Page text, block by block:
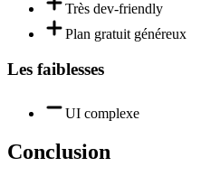
Très dev-friendly
Plan gratuit généreux
Les faiblesses
UI complexe
Conclusion